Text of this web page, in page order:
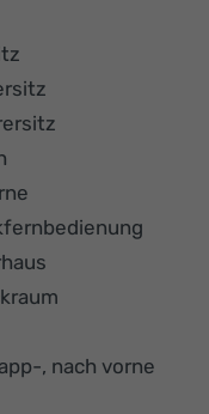
, nach vorne